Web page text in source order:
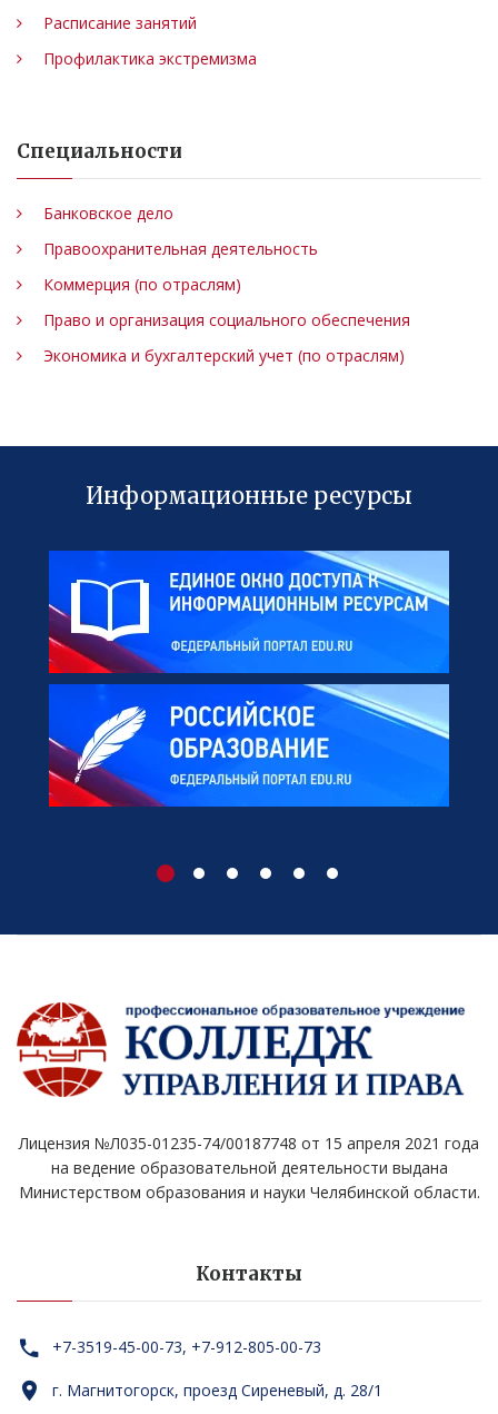
Расписание занятий
Профилактика экстремизма
Специальности
Банковское дело
Правоохранительная деятельность
Коммерция (по отраслям)
Право и организация социального обеспечения
Экономика и бухгалтерский учет (по отраслям)
Информационные ресурсы
Лицензия №Л035-01235-74/00187748 от 15 апреля 2021 года
на ведение образовательной деятельности выдана
Министерством образования и науки Челябинской области.
Контакты
+7-3519-45-00-73, +7-912-805-00-73
г. Магнитогорск, проезд Сиреневый, д. 28/1